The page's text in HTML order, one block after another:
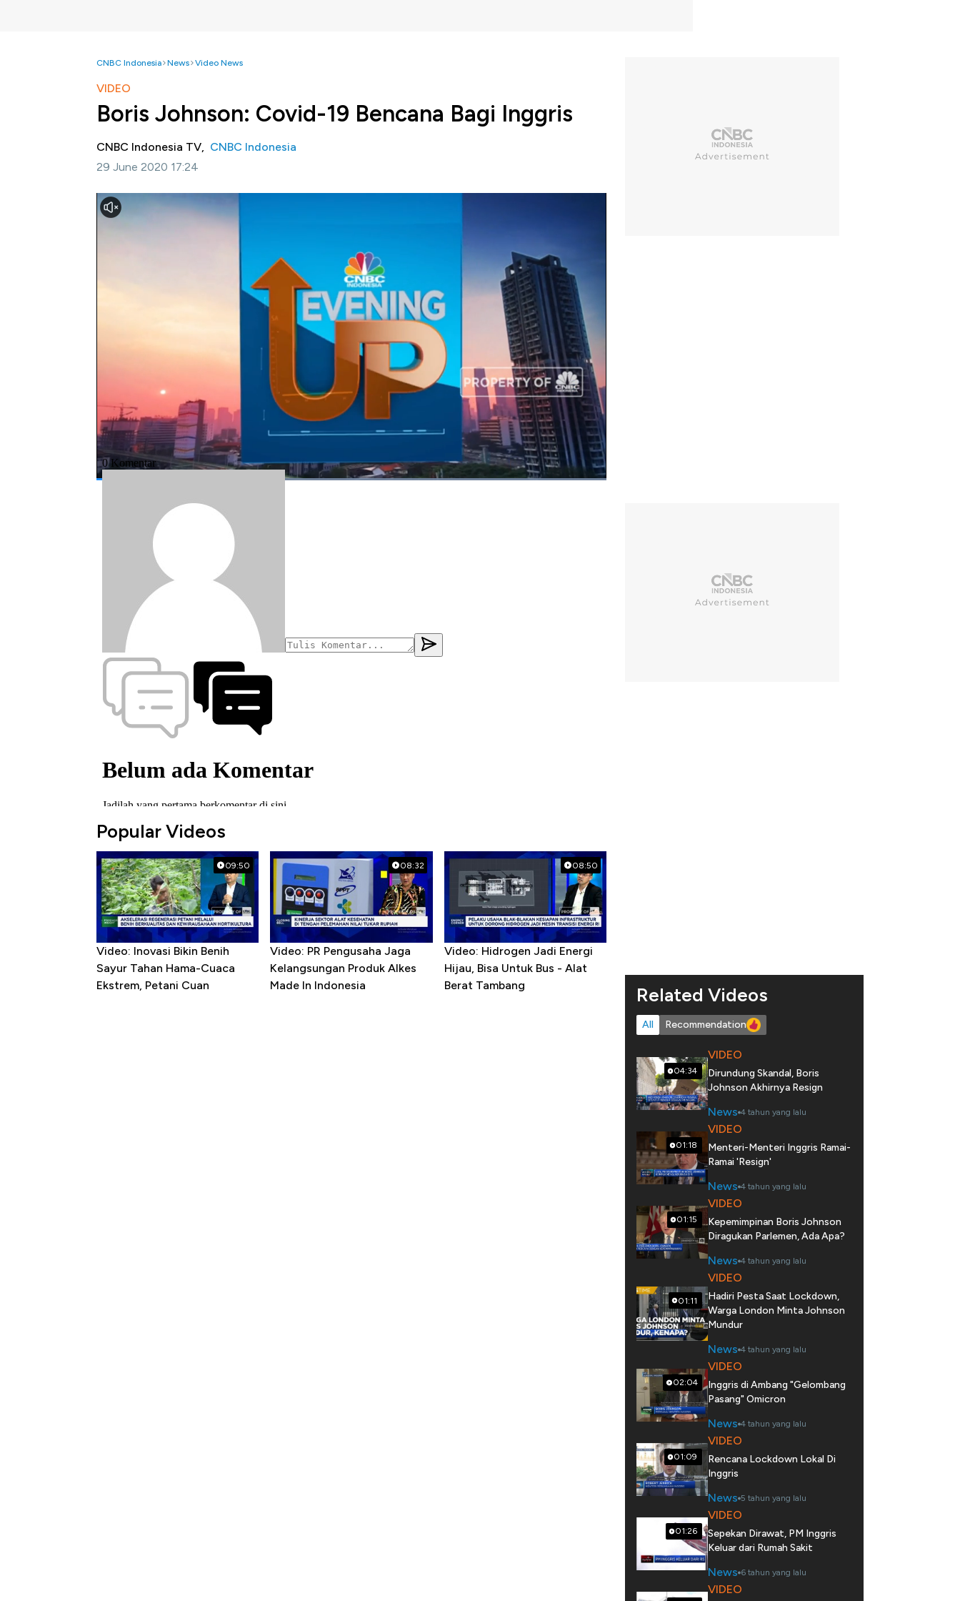
CNBC Indonesia News Video News
VIDEO
Boris Johnson: Covid-19 Bencana Bagi Inggris
CNBC Indonesia TV, CNBC Indonesia
29 June 2020 17:24
Jakarta, CNBC Indonesia -
menjadi bencana bagi Inggris. Sementara itu, Boris Johnson mengaku pemerintah nya akan melihat
Simak informasi selengkapnya dalam program Evening Up di CNBC Indonesia (Senin, 29/06/2020)
#boris johnson #corona #inggris
Popular Videos
09:50
Video: Inovasi Bikin Benih
Sayur Tahan Hama-Cuaca
Ekstrem, Petani Cuan
08:32
Video: PR Pengusaha Jaga
Kelangsungan Produk Alkes
Made In Indonesia
08:50
Video: Hidrogen Jadi Energi
Hijau, Bisa Untuk Bus - Alat
Berat Tambang
Related Videos
All Recommendation
04:34
VIDEO
Dirundung Skandal, Boris
Johnson Akhirnya Resign
News 4 tahun yang lalu
01:18
VIDEO
Menteri-Menteri Inggris Ramai-
Ramai 'Resign'
News 4 tahun yang lalu
01:15
VIDEO
Kepemimpinan Boris Johnson
Diragukan Parlemen, Ada Apa?
News 4 tahun yang lalu
01:11
VIDEO
Hadiri Pesta Saat Lockdown,
Warga London Minta Johnson
Mundur
News 4 tahun yang lalu
02:04
VIDEO
Inggris di Ambang "Gelombang
Pasang" Omicron
News 4 tahun yang lalu
01:09
VIDEO
Rencana Lockdown Lokal Di
Inggris
News 5 tahun yang lalu
01:26
VIDEO
Sepekan Dirawat, PM Inggris
Keluar dari Rumah Sakit
News 6 tahun yang lalu
VIDEO